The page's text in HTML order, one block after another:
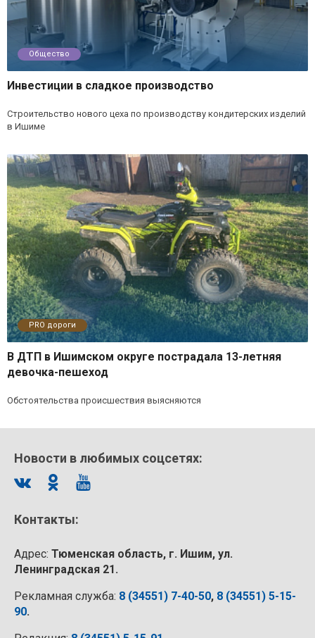
Общество
Инвестиции в сладкое производство
Строительство нового цеха по производству кондитерских изделий
в Ишиме
PRO дороги
В ДТП в Ишимском округе пострадала 13-летняя
девочка-пешеход
Обстоятельства происшествия выясняются
Новости в любимых соцсетях:
Контакты:
Адрес: Тюменская область, г. Ишим, ул.
Ленинградская 21.
Рекламная служба: 8 (34551) 7-40-50, 8 (34551) 5-15-
90.